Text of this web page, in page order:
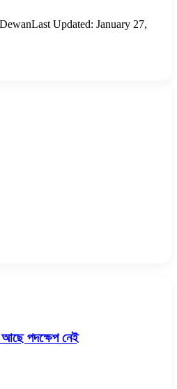
Last Updated: January 27,
আছে পদক্ষেপ নেই